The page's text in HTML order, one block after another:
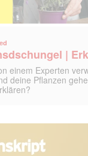
|
einem Experten
deine Pflanzen